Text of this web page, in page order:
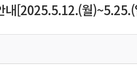
내[2025.5.12.(월